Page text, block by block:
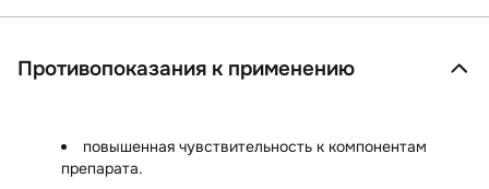
Противопоказания к применению
повышенная чувствительность к компонентам
препарата.